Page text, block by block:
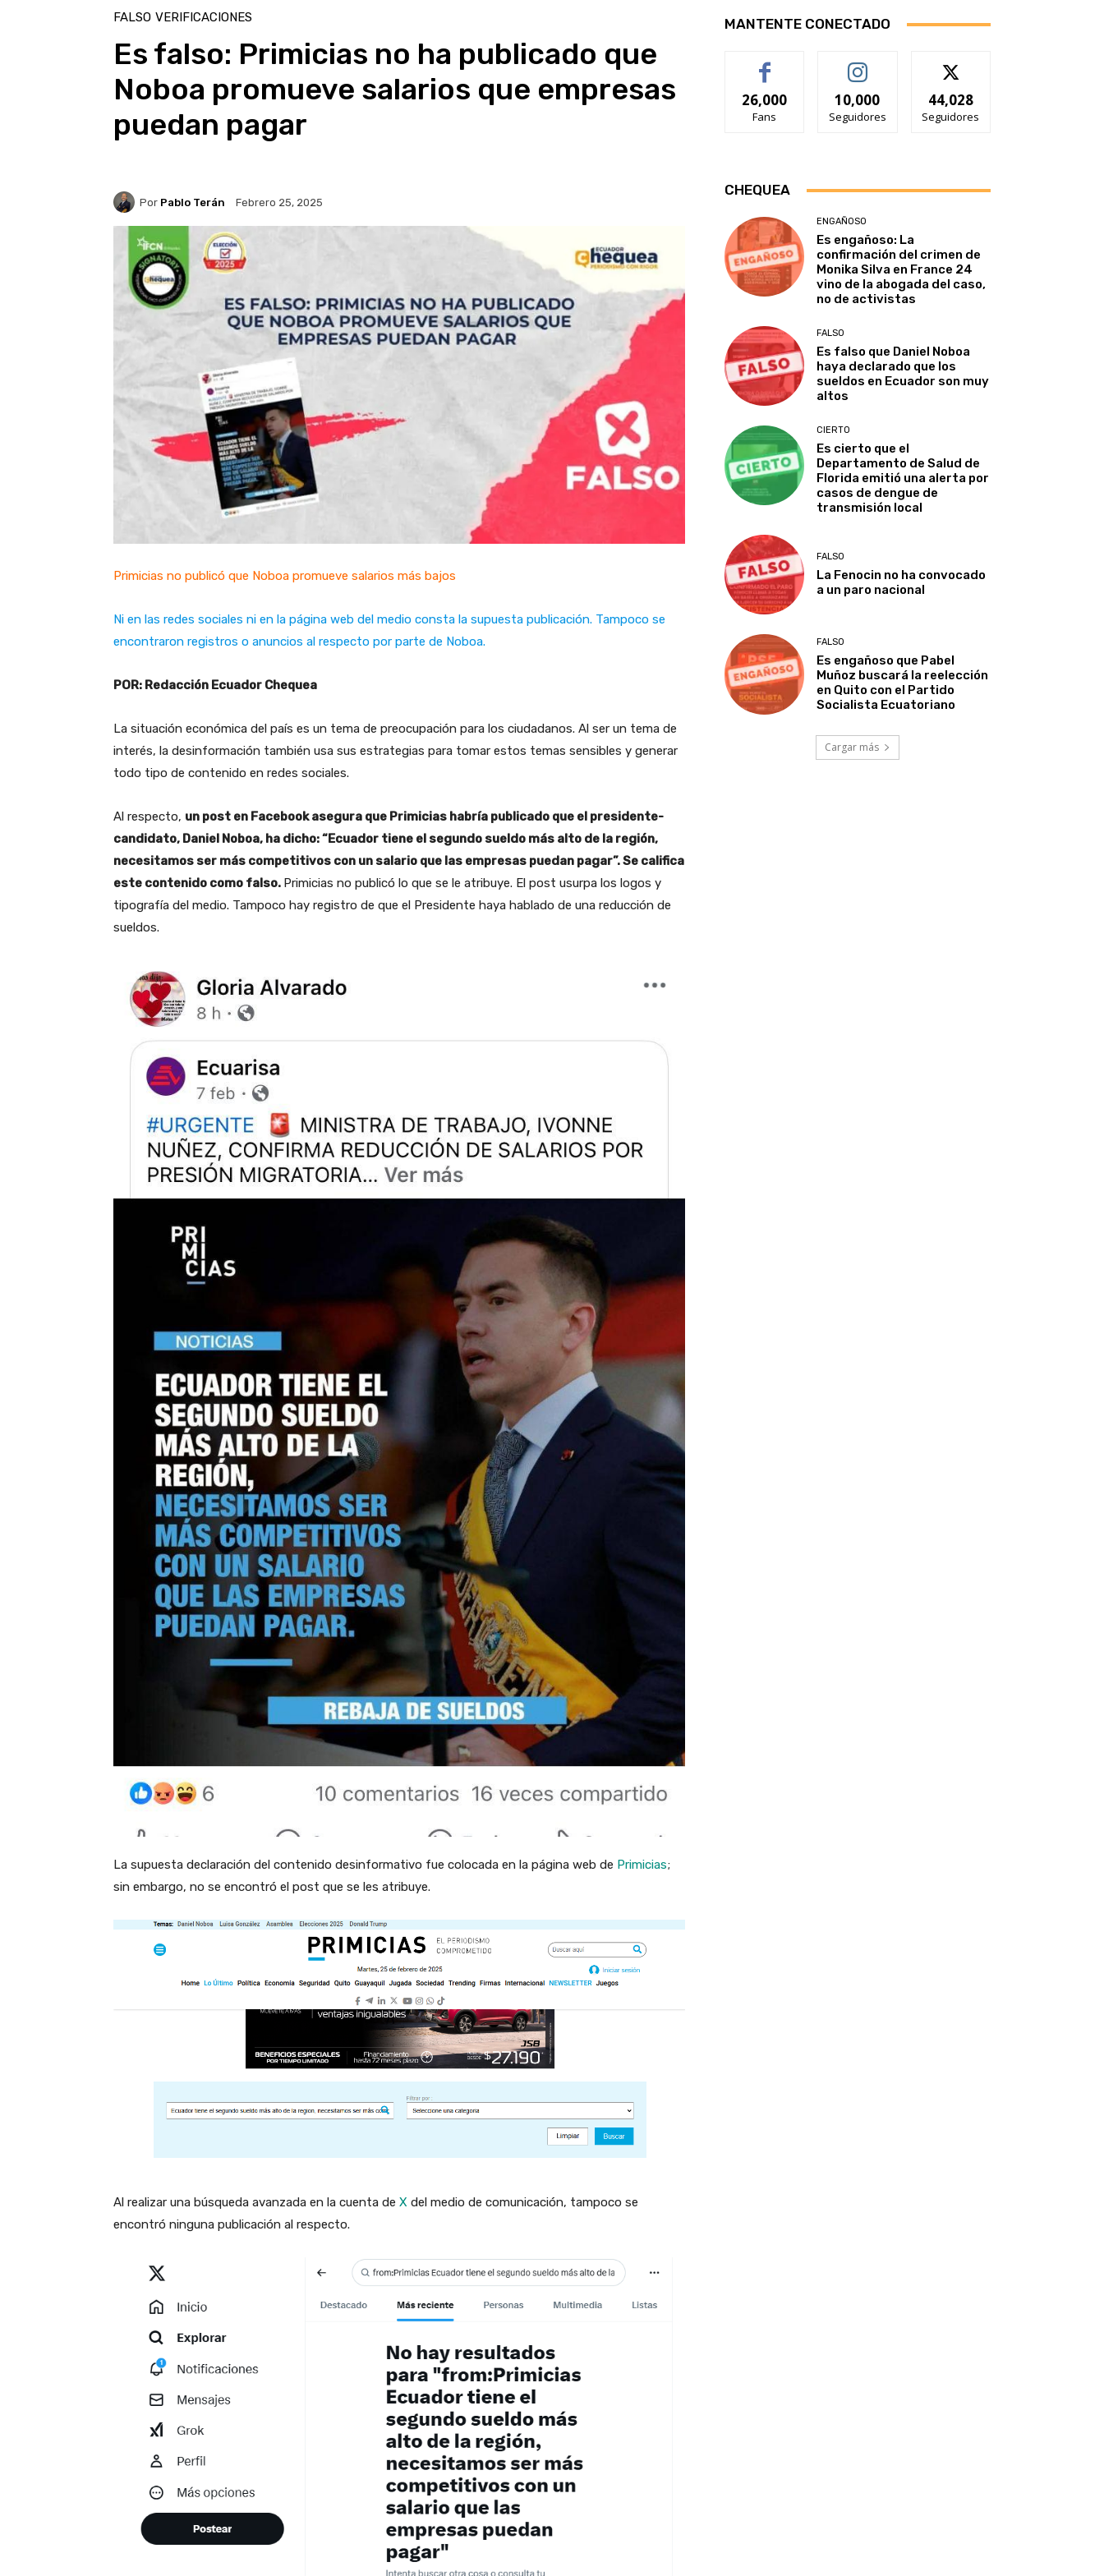
FALSO VERIFICACIONES
Es falso: Primicias no ha publicado que
Noboa promueve salarios que empresas
puedan pagar
Por Pablo Terán Febrero 25, 2025
Primicias no publicó que Noboa promueve salarios más bajos
Ni en las redes sociales ni en la página web del medio consta la supuesta publicación. Tampoco se
encontraron registros o anuncios al respecto por parte de Noboa.
POR: Redacción Ecuador Chequea
La situación económica del país es un tema de preocupación para los ciudadanos. Al ser un tema de
interés, la desinformación también usa sus estrategias para tomar estos temas sensibles y generar
todo tipo de contenido en redes sociales.
Al respecto, un post en Facebook asegura que Primicias habría publicado que el presidente-
candidato, Daniel Noboa, ha dicho: “Ecuador tiene el segundo sueldo más alto de la región,
necesitamos ser más competitivos con un salario que las empresas puedan pagar”. Se califica
este contenido como falso. Primicias no publicó lo que se le atribuye. El post usurpa los logos y
tipografía del medio. Tampoco hay registro de que el Presidente haya hablado de una reducción de
sueldos.
La supuesta declaración del contenido desinformativo fue colocada en la página web de Primicias;
sin embargo, no se encontró el post que se les atribuye.
Al realizar una búsqueda avanzada en la cuenta de X del medio de comunicación, tampoco se
encontró ninguna publicación al respecto.
MANTENTE CONECTADO
26,000
Fans
10,000
Seguidores
44,028
Seguidores
CHEQUEA
ENGAÑOSO
Es engañoso: La
confirmación del crimen de
Monika Silva en France 24
vino de la abogada del caso,
no de activistas
FALSO
Es falso que Daniel Noboa
haya declarado que los
sueldos en Ecuador son muy
altos
CIERTO
Es cierto que el
Departamento de Salud de
Florida emitió una alerta por
casos de dengue de
transmisión local
FALSO
La Fenocin no ha convocado
a un paro nacional
FALSO
Es engañoso que Pabel
Muñoz buscará la reelección
en Quito con el Partido
Socialista Ecuatoriano
Cargar más